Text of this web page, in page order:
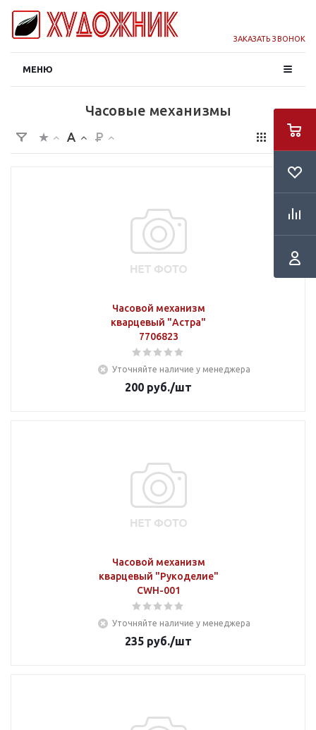
ЗАКАЗАТЬ ЗВОНОК
МЕНЮ
Часовые механизмы
Часовой механизм
кварцевый "Астра"
7706823
Уточняйте наличие у менеджера
200 руб./шт
Часовой механизм
кварцевый "Рукоделие"
CWH-001
Уточняйте наличие у менеджера
235 руб./шт